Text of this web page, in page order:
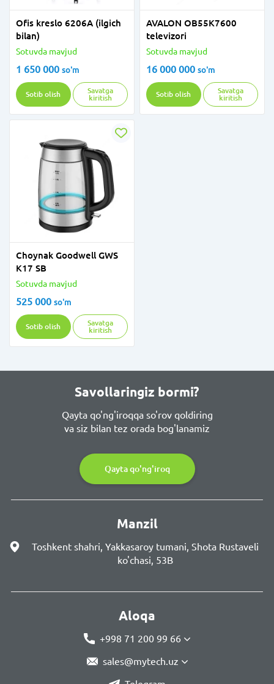
Ofis kreslo 6206A (ilgich
bilan)
Sotuvda mavjud
1 650 000 so'm
Sotib olish
Savatga
kiritish
AVALON OB55K7600
televizori
Sotuvda mavjud
16 000 000 so'm
Sotib olish
Savatga
kiritish
Choynak Goodwell GWS
K17 SB
Sotuvda mavjud
525 000 so'm
Sotib olish
Savatga
kiritish
Savollaringiz bormi?
Qayta qo'ng'iroqqa so'rov qoldiring
va siz bilan tez orada bog'lanamiz
Qayta qo'ng'iroq
Manzil
Toshkent shahri, Yakkasaroy tumani, Shota Rustaveli
ko'chasi, 53B
Aloqa
+998 71 200 99 66
sales@mytech.uz